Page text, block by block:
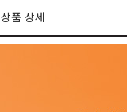
상품 상세